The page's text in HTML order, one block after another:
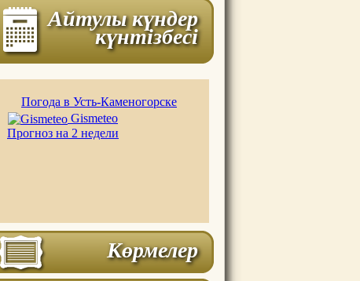
Айтулы күндер
күнтізбесі
Погода в Усть-Каменогорске
Gismeteo
Прогноз на 2 недели
Көрмелер